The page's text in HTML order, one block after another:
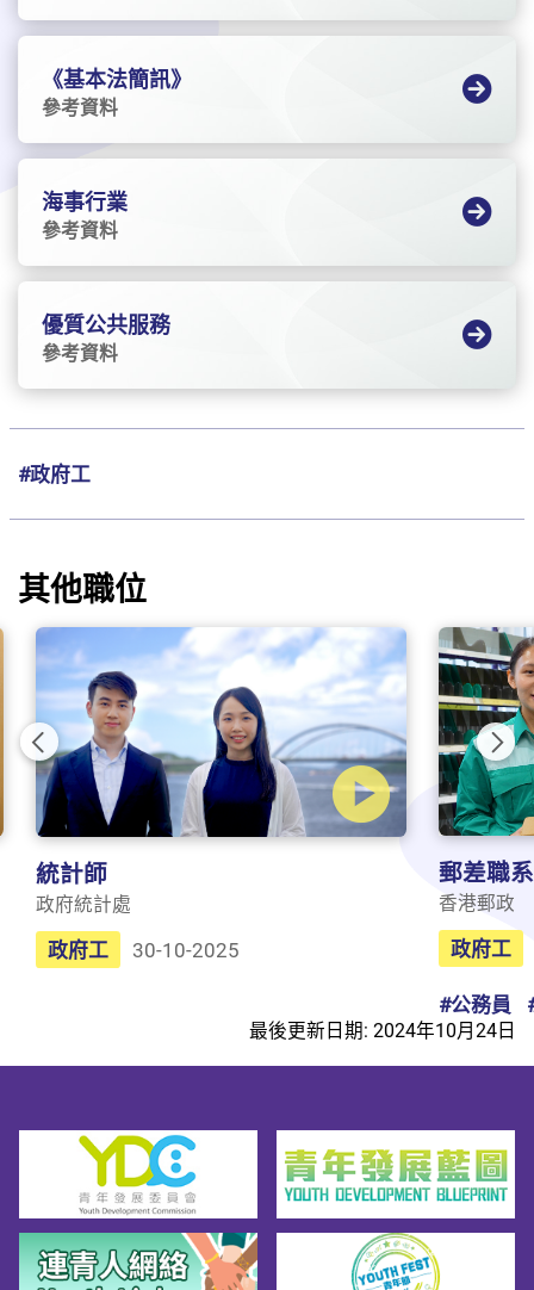
《基本法簡訊》
參考資料
海事行業
參考資料
優質公共服務
參考資料
#政府工
其他職位
Previous
統計師
政府統計處
政府工 30-10-2025
郵差職系
香港郵政
政府工
#公務員
最後更新日期: 2024年10月24日